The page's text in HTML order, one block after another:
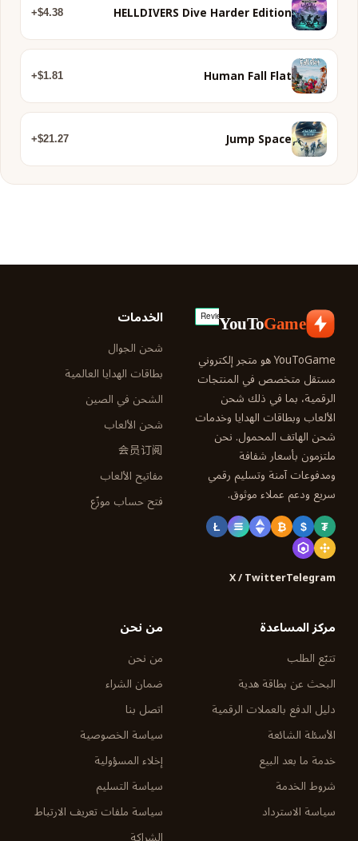
HELLDIVERS Dive Harder Edition
$4.38+
Human Fall Flat
$1.81+
Jump Space
$21.27+
YouToGame
YouToGame هو متجر إلكتروني
مستقل متخصص في المنتجات
الرقمية، بما في ذلك شحن
الألعاب وبطاقات الهدايا وخدمات
شحن الهاتف المحمول. نحن
ملتزمون بأسعار شفافة
ومدفوعات آمنة وتسليم رقمي
سريع ودعم عملاء موثوق.
₮
$
₿
Ł
Telegram
X / Twitter
الخدمات
شحن الجوال
بطاقات الهدايا العالمية
الشحن في الصين
شحن الألعاب
会员订阅
مفاتيح الألعاب
فتح حساب موزّع
مركز المساعدة
تتبّع الطلب
البحث عن بطاقة هدية
دليل الدفع بالعملات الرقمية
الأسئلة الشائعة
خدمة ما بعد البيع
شروط الخدمة
سياسة الاسترداد
من نحن
من نحن
ضمان الشراء
اتصل بنا
سياسة الخصوصية
إخلاء المسؤولية
سياسة التسليم
سياسة ملفات تعريف الارتباط